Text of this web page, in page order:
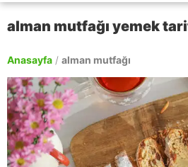
alman mutfağı yemek
Anasayfa / alman mutfağı